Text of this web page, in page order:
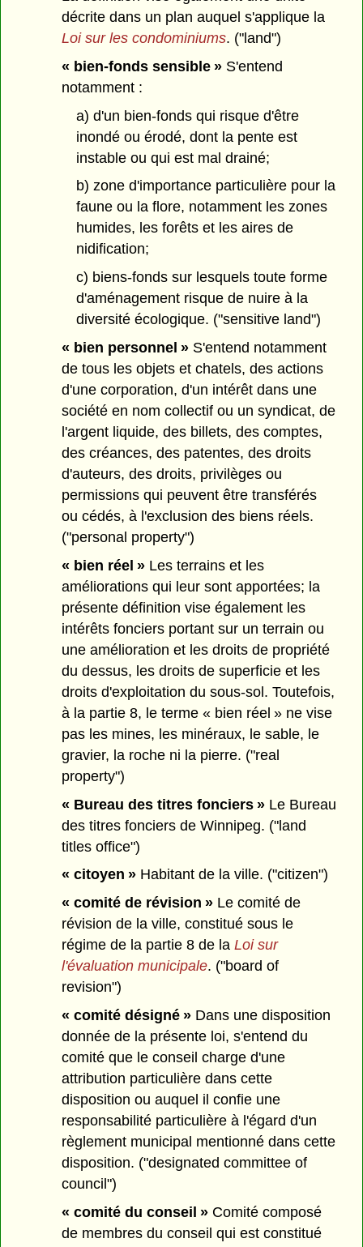
décrite dans un plan auquel s'applique la
Loi sur les condominiums. ("land")
« bien-fonds sensible » S'entend
notamment :
a) d'un bien-fonds qui risque d'être
inondé ou érodé, dont la pente est
instable ou qui est mal drainé;
b) zone d'importance particulière pour la
faune ou la flore, notamment les zones
humides, les forêts et les aires de
nidification;
c) biens-fonds sur lesquels toute forme
d'aménagement risque de nuire à la
diversité écologique. ("sensitive land")
« bien personnel » S'entend notamment
de tous les objets et chatels, des actions
d'une corporation, d'un intérêt dans une
société en nom collectif ou un syndicat, de
l'argent liquide, des billets, des comptes,
des créances, des patentes, des droits
d'auteurs, des droits, privilèges ou
permissions qui peuvent être transférés
ou cédés, à l'exclusion des biens réels.
("personal property")
« bien réel » Les terrains et les
améliorations qui leur sont apportées; la
présente définition vise également les
intérêts fonciers portant sur un terrain ou
une amélioration et les droits de propriété
du dessus, les droits de superficie et les
droits d'exploitation du sous-sol. Toutefois,
à la partie 8, le terme « bien réel » ne vise
pas les mines, les minéraux, le sable, le
gravier, la roche ni la pierre. ("real
property")
« Bureau des titres fonciers » Le Bureau
des titres fonciers de Winnipeg. ("land
titles office")
« citoyen » Habitant de la ville. ("citizen")
« comité de révision » Le comité de
révision de la ville, constitué sous le
régime de la partie 8 de laLoi sur
l'évaluation municipale. ("board of
revision")
« comité désigné » Dans une disposition
donnée de la présente loi, s'entend du
comité que le conseil charge d'une
attribution particulière dans cette
disposition ou auquel il confie une
responsabilité particulière à l'égard d'un
règlement municipal mentionné dans cette
disposition. ("designated committee of
council")
« comité du conseil » Comité composé
de membres du conseil qui est constitué